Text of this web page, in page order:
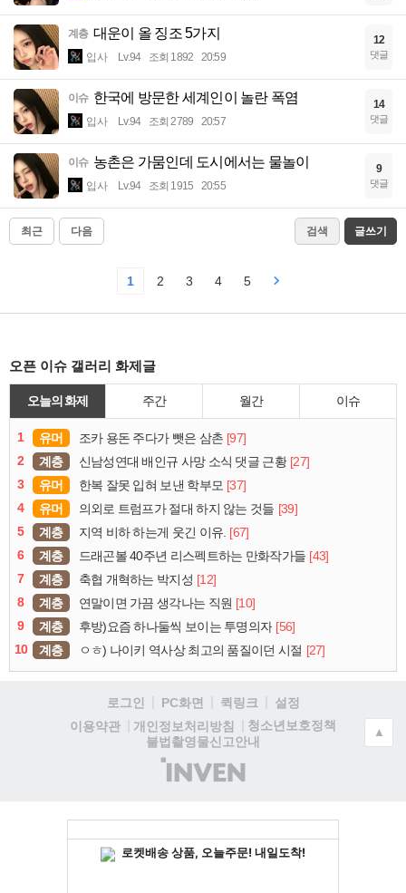
계층 대운이 올 징조 5가지
입사 Lv.94 조회 1892 20:59
12
댓글
이슈 한국에 방문한 세계인이 놀란 폭염
입사 Lv.94 조회 2789 20:57
14
댓글
이슈 농촌은 가뭄인데 도시에서는 물놀이
입사 Lv.94 조회 1915 20:55
9
댓글
최근 다음 검색 글쓰기
1 2 3 4 5
오픈 이슈 갤러리 화제글
오늘의 화제 주간 월간 이슈
1 유머 조카 용돈 주다가 뺏은 삼촌 [97]
2
계층 신남성연대 배인규 사망 소식 댓글 근황 [27]
3
유머 한복 잘못 입혀 보낸 학부모 [37]
4
유머 의외로 트럼프가 절대 하지 않는 것들 [39]
5
계층 지역 비하 하는게 웃긴 이유. [67]
6
계층 드래곤볼 40주년 리스펙트하는 만화작가들 [43]
7
계층 축협 개혁하는 박지성 [12]
8
계층 연말이면 가끔 생각나는 직원 [10]
9
계층 후방)요즘 하나둘씩 보이는 투명의자 [56]
10
계층 ㅇㅎ) 나이키 역사상 최고의 품질이던 시절 [27]
로그인 PC화면 퀵링크
설정
이용약관
개인정보처리방침
청소년보호정책
불법촬영물신고안내
(주)
인
▲